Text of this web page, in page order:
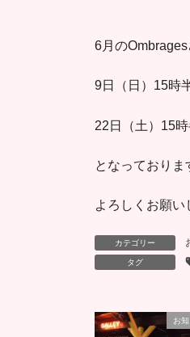
6月の
9日（日）15時
22日（土）15
となっておりま
よろしくお願い
カテゴリー
タグ
お